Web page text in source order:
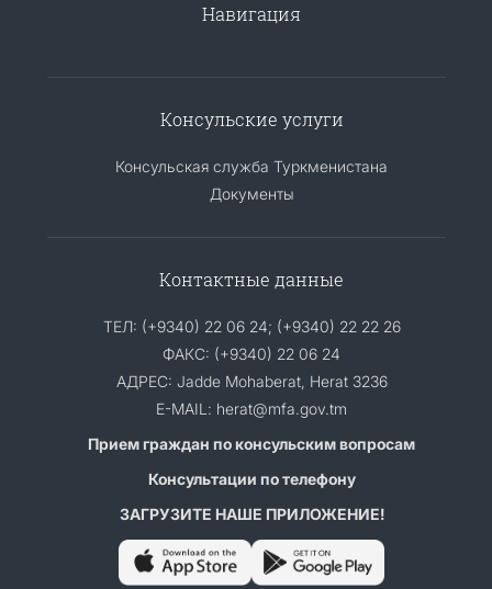
Навигация
Консульские услуги
Консульская служба Туркменистана
Документы
Контактные данные
ТЕЛ: (+9340) 22 06 24; (+9340) 22 22 26
ФАКС: (+9340) 22 06 24
АДРЕС: Jadde Mohaberat, Herat 3236
E-MAIL: herat@mfa.gov.tm
Прием граждан по консульским вопросам
Консультации по телефону
ЗАГРУЗИТЕ НАШЕ ПРИЛОЖЕНИЕ!